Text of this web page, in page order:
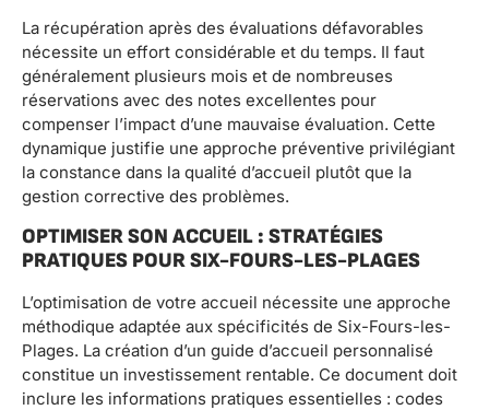
La récupération après des évaluations défavorables
nécessite un effort considérable et du temps. Il faut
généralement plusieurs mois et de nombreuses
réservations avec des notes excellentes pour
compenser l’impact d’une mauvaise évaluation. Cette
dynamique justifie une approche préventive privilégiant
la constance dans la qualité d’accueil plutôt que la
gestion corrective des problèmes.
OPTIMISER SON ACCUEIL : STRATÉGIES
PRATIQUES POUR SIX-FOURS-LES-PLAGES
L’optimisation de votre accueil nécessite une approche
méthodique adaptée aux spécificités de Six-Fours-les-
Plages. La création d’un guide d’accueil personnalisé
constitue un investissement rentable. Ce document doit
inclure les informations pratiques essentielles : codes